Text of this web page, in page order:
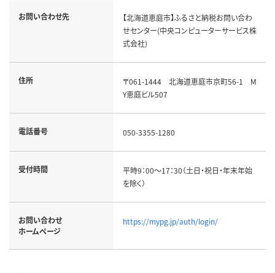
お問い合わせ先
【北海道恵庭市】ふるさと納税お問い合わ
せセンター(中央コンピューターサービス株
式会社)
住所
〒061-1444 北海道恵庭市京町56-1 M
Y恵庭ビル507
電話番号 050-3355-1280
受付時間
平時9：00～17：30（土日・祝日・年末年始
を除く）
お問い合わせ
ホームページ
https://mypg.jp/auth/login/